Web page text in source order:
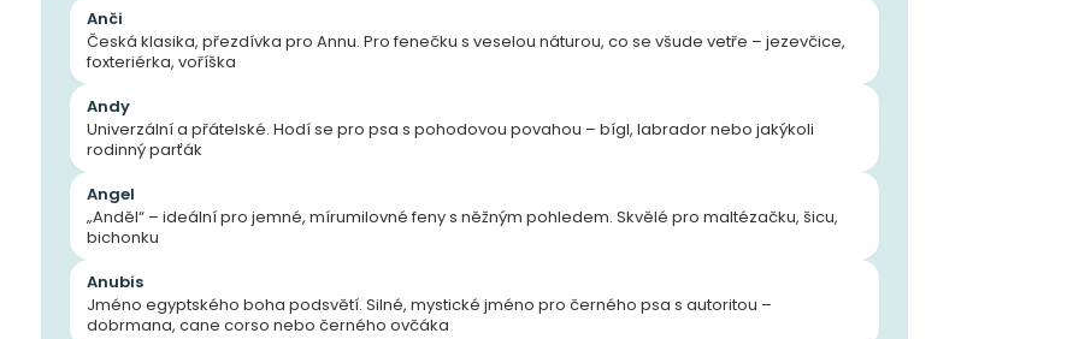
Anči
Česká klasika, přezdívka pro Annu. Pro fenečku s veselou náturou, co se všude vetře – jezevčice,
foxteriérka, voříška
Andy
Univerzální a přátelské. Hodí se pro psa s pohodovou povahou – bígl, labrador nebo jakýkoli
rodinný parťák
Angel
„Anděl“ – ideální pro jemné, mírumilovné feny s něžným pohledem. Skvělé pro maltézačku, šicu,
bichonku
Anubis
Jméno egyptského boha podsvětí. Silné, mystické jméno pro černého psa s autoritou –
dobrmana, cane corso nebo černého ovčáka